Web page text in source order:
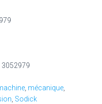
3052979
mécanique
Sodick